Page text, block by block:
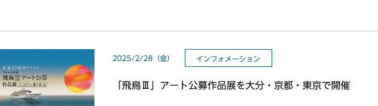
2025/2/28（金） インフォメーション
「飛鳥Ⅲ」アート公募作品展を大分・京都・東京で開催